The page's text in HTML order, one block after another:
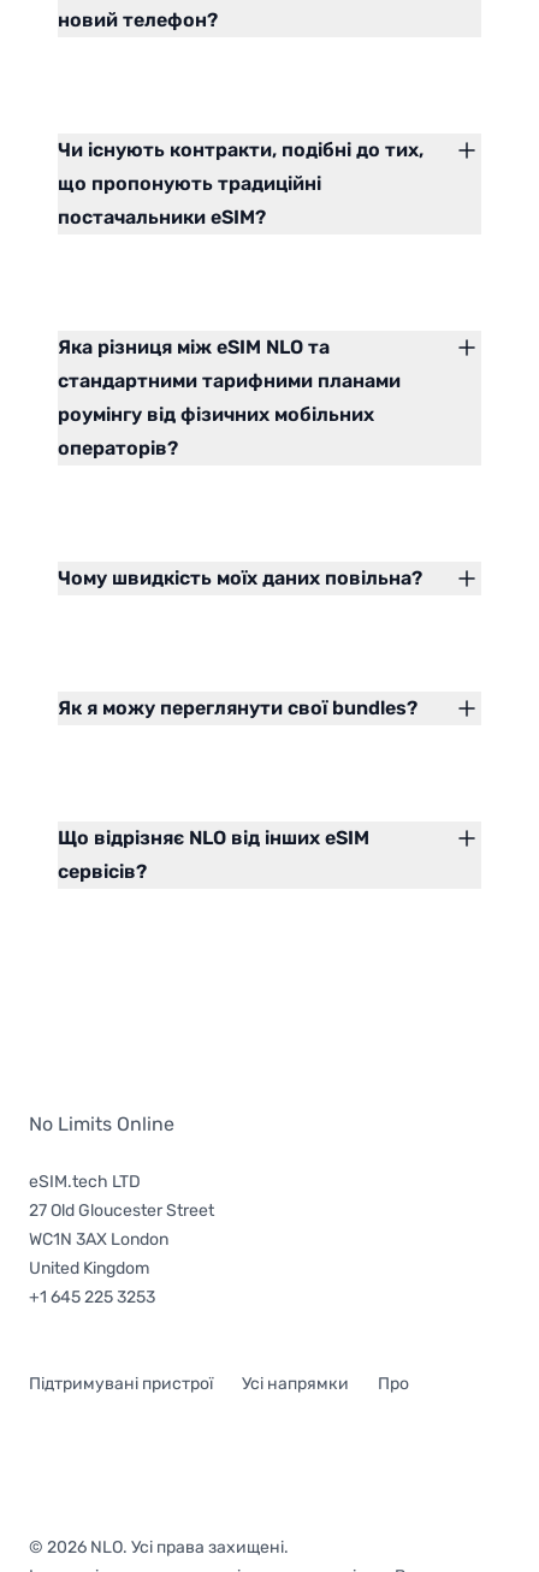
новий телефон?
Чи існують контракти, подібні до тих,
що пропонують традиційні
постачальники eSIM?
Яка різниця між eSIM NLO та
стандартними тарифними планами
роумінгу від фізичних мобільних
операторів?
Чому швидкість моїх даних повільна?
Як я можу переглянути свої bundles?
Що відрізняє NLO від інших eSIM
сервісів?
No Limits Online
eSIM.tech LTD
27 Old Gloucester Street
WC1N 3AX London
United Kingdom
+1 645 225 3253
Підтримувані пристрої Усі напрямки Про
© 2026 NLO. Усі права захищені.